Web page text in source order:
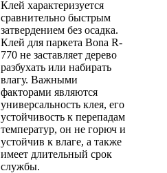
Клей характеризуется
сравнительно быстрым
затвердением без осадка.
Клей для паркета Bona R-
770 не заставляет дерево
разбухать или набирать
влагу. Важными
факторами являются
универсальность клея, его
устойчивость к перепадам
температур, он не горюч и
устойчив к влаге, а также
имеет длительный срок
службы.